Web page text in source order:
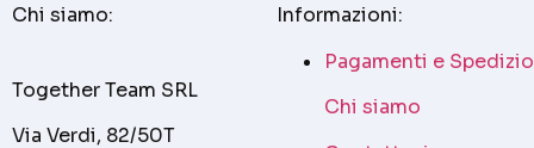
Chi siamo:
Together Team SRL
Via Verdi, 82/50T
Informazioni:
Pagamenti e
Chi siamo